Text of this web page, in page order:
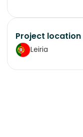
Project location
Leiria